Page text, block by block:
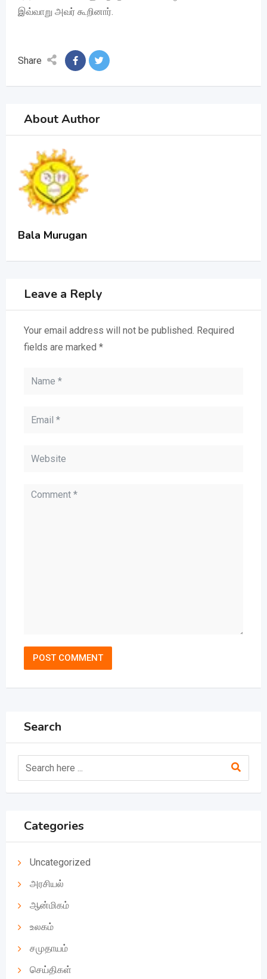
இவ்வாறு அவர் கூறினார்.
Share
About Author
Bala Murugan
Leave a Reply
Your email address will not be published. Required
fields are marked *
Search
Categories
Uncategorized
அரசியல்
ஆன்மிகம்
உலகம்
சமுதாயம்
செய்திகள்